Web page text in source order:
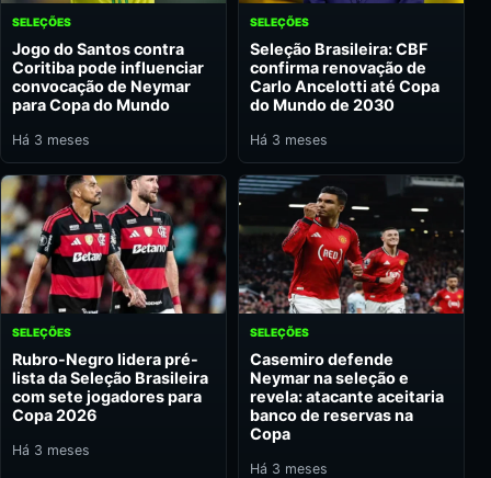
SELEÇÕES
Jogo do Santos contra
Coritiba pode influenciar
convocação de Neymar
para Copa do Mundo
Há 3 meses
SELEÇÕES
Seleção Brasileira: CBF
confirma renovação de
Carlo Ancelotti até Copa
do Mundo de 2030
Há 3 meses
SELEÇÕES
Rubro-Negro lidera pré-
lista da Seleção Brasileira
com sete jogadores para
Copa 2026
Há 3 meses
SELEÇÕES
Casemiro defende
Neymar na seleção e
revela: atacante aceitaria
banco de reservas na
Copa
Há 3 meses